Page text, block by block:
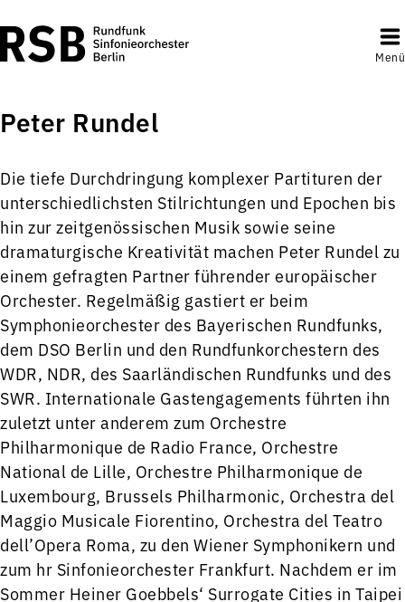
Menü
Peter Rundel
Die tiefe Durchdringung komplexer Partituren der
unterschiedlichsten Stilrichtungen und Epochen bis
hin zur zeitgenössischen Musik sowie seine
dramaturgische Kreativität machen Peter Rundel zu
einem gefragten Partner führender europäischer
Orchester. Regelmäßig gastiert er beim
Symphonieorchester des Bayerischen Rundfunks,
dem DSO Berlin und den Rundfunkorchestern des
WDR, NDR, des Saarländischen Rundfunks und des
SWR. Internationale Gastengagements führten ihn
zuletzt unter anderem zum Orchestre
Philharmonique de Radio France, Orchestre
National de Lille, Orchestre Philharmonique de
Luxembourg, Brussels Philharmonic, Orchestra del
Maggio Musicale Fiorentino, Orchestra del Teatro
dell’Opera Roma, zu den Wiener Symphonikern und
zum hr Sinfonieorchester Frankfurt. Nachdem er im
Sommer Heiner Goebbels‘ Surrogate Cities in Taipei